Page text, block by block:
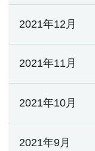
2021年12月
2021年11月
2021年10月
2021年9月